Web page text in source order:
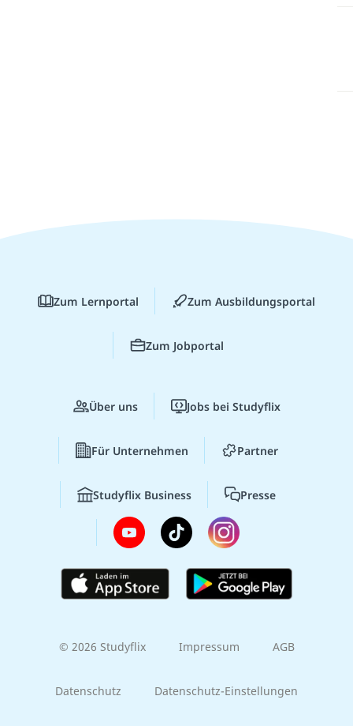
Zum Lernportal Zum Ausbildungsportal
Zum Jobportal
Über uns Jobs bei Studyflix
Für Unternehmen Partner
Studyflix Business Presse
© 2026 Studyflix Impressum AGB
Datenschutz Datenschutz-Einstellungen